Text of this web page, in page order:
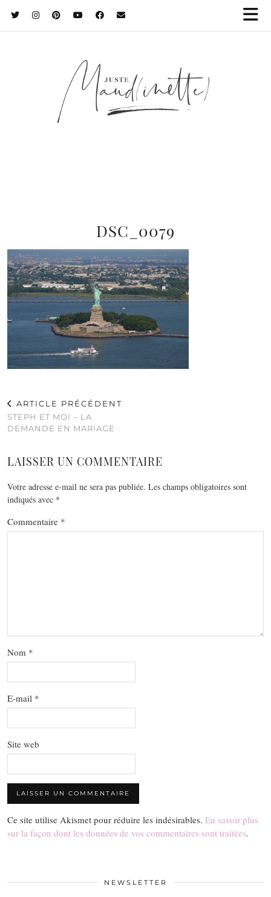
DSC_0079
ARTICLE PRÉCÉDENT
STEPH ET MOI – LA
DEMANDE EN MARIAGE
LAISSER UN COMMENTAIRE
Votre adresse e-mail ne sera pas publiée. Les champs obligatoires sont
indiqués avec *
Commentaire *
Nom *
E-mail *
Site web
Ce site utilise Akismet pour réduire les indésirables. En savoir plus
sur la façon dont les données de vos commentaires sont traitées.
NEWSLETTER